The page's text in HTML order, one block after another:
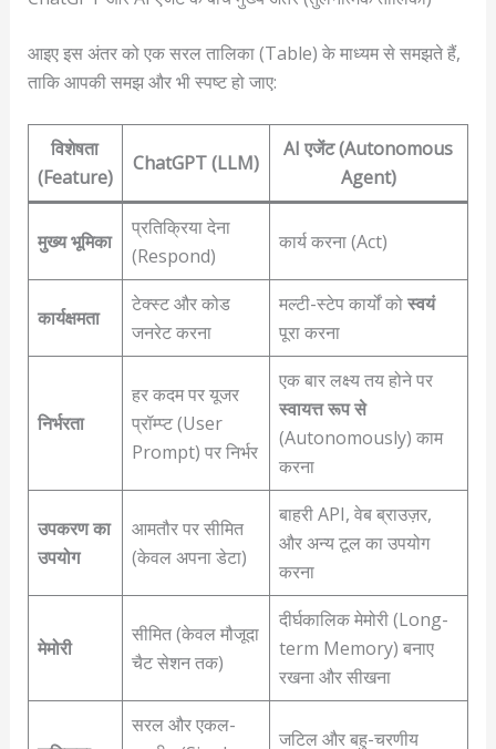
आइए इस अंतर को एक सरल तालिका (Table) के माध्यम से समझते हैं,
ताकि आपकी समझ और भी स्पष्ट हो जाए:
विशेषता
(Feature)
ChatGPT (LLM)
AI एजेंट (Autonomous
Agent)
मुख्य भूमिका
प्रतिक्रिया देना
(Respond)
कार्य करना (Act)
कार्यक्षमता
टेक्स्ट और कोड
जनरेट करना
मल्टी-स्टेप कार्यों कोस्वयं
पूरा करना
निर्भरता
हर कदम पर यूजर
प्रॉम्प्ट (User
Prompt) पर निर्भर
एक बार लक्ष्य तय होने पर
स्वायत्त रूप से
(Autonomously) काम
करना
उपकरण का
उपयोग
आमतौर पर सीमित
(केवल अपना डेटा)
बाहरी API, वेब ब्राउज़र,
और अन्य टूल का उपयोग
करना
मेमोरी
सीमित (केवल मौजूदा
चैट सेशन तक)
दीर्घकालिक मेमोरी (Long-
term Memory) बनाए
रखना और सीखना
सरल और एकल-
जटिल और बहु-चरणीय